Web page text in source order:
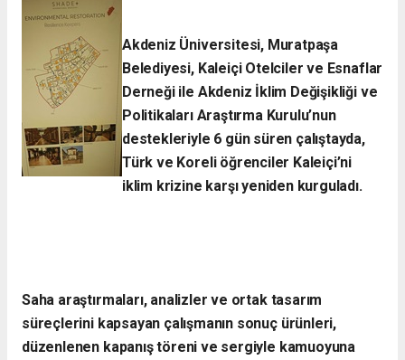
Akdeniz Üniversitesi, Muratpaşa
Belediyesi, Kaleiçi Otelciler ve Esnaflar
Derneği ile Akdeniz İklim Değişikliği ve
Politikaları Araştırma Kurulu’nun
destekleriyle 6 gün süren çalıştayda,
Türk ve Koreli öğrenciler Kaleiçi’ni
iklim krizine karşı yeniden kurguladı.​
Saha araştırmaları, analizler ve ortak tasarım
süreçlerini kapsayan çalışmanın sonuç ürünleri,
düzenlenen kapanış töreni ve sergiyle kamuoyuna